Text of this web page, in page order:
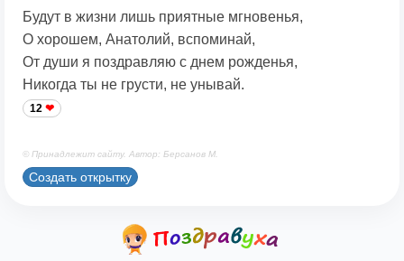
Будут в жизни лишь приятные мгновенья,
О хорошем, Анатолий, вспоминай,
От души я поздравляю с днем рожденья,
Никогда ты не грусти, не унывай.
12
© Принадлежит сайту. Автор: Берсанов М.
Создать открытку